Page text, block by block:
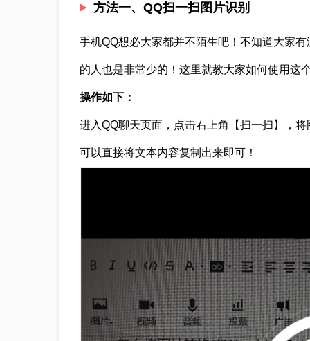
方法一、QQ扫一扫图片识别
手机QQ想必大家都并不陌生吧！不知道大家
的人也是非常少的！这里就教大家如何使用这
操作如下：
进入QQ聊天页面，点击右上角【扫一扫】，
可以直接将文本内容复制出来即可！